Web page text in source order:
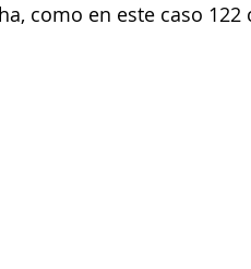
como en este caso